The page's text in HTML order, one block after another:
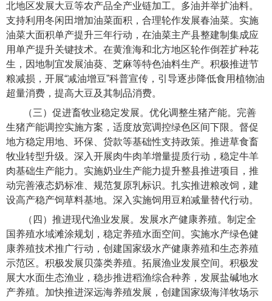
北地区发展大豆等农产品全产业链加工。多油并举扩油料。
支持利用冬闲田增加油菜面积，合理轮作发展春油菜。实施
油菜大面积单产提升三年行动，在油菜主产县整建制集成应
用单产提升关键技术。在黄淮海和北方地区轮作倒茬扩种花
生，因地制宜发展油葵、芝麻等特色油料生产。积极推进节
粮减损，开展“减油增豆”科普宣传，引导逐步降低食用植物油
超量消费，提高大豆及其制品消费。
（三）促进畜牧业稳定发展。优化调整生猪产能。完善
生猪产能调控实施方案，适度放宽调控绿色区间下限。督促
地方稳定用地、环保、贷款等基础性支持政策。推进草食畜
牧业转型升级。深入开展肉牛肉羊增量提质行动，稳定牛羊
肉基础生产能力。实施奶业生产能力提升整县推进项目，推
动完善液态奶标准、规范复原乳标识。扎实推进粮改饲，建
设高产稳产饲草料基地。深入实施饲用豆粕减量替代行动。
（四）推进现代渔业发展。 发展水产健康养殖。制定全
国养殖水域滩涂规划，稳定养殖水面空间。实施水产绿色健
康养殖技术推广行动，创建国家级水产健康养殖和生态养殖
示范区。积极发展贝藻类养殖。拓展渔业发展空间。积极发
展大水面生态渔业，稳步推进稻渔综合种养，发展盐碱地水
产养殖。加快推进深远海养殖发展，创建国家级海洋牧场示